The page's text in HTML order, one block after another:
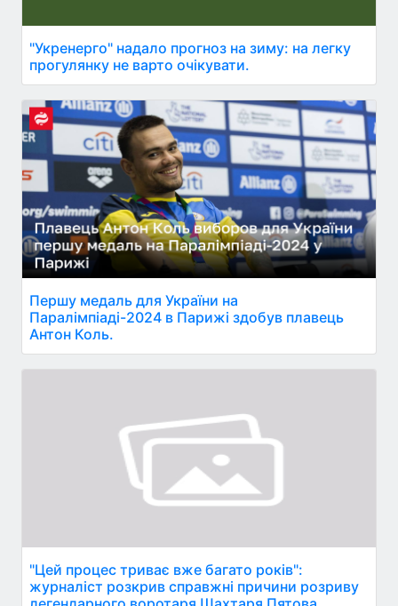
"Укренерго" надало прогноз на зиму: на легку
прогулянку не варто очікувати.
Першу медаль для України на
Паралімпіаді-2024 в Парижі здобув плавець
Антон Коль.
"Цей процес триває вже багато років":
журналіст розкрив справжні причини розриву